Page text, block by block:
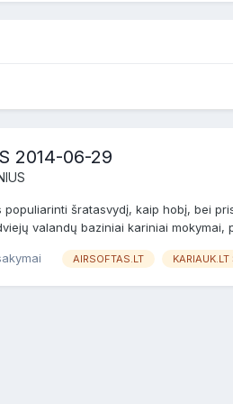
2014-06-29
šratasvydį, kaip hobį, bei
valandų baziniai kariniai mokymai,
AIRSOFTAS.LT